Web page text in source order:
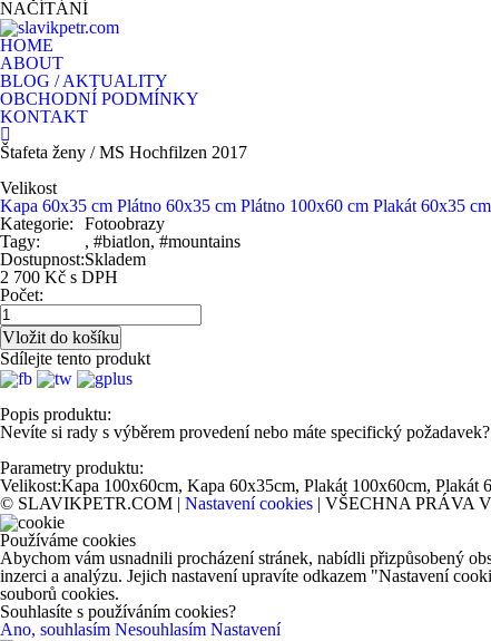
NAČÍTÁNÍ
HOME
ABOUT
BLOG / AKTUALITY
OBCHODNÍ PODMÍNKY
KONTAKT
Štafeta ženy / MS Hochfilzen 2017
Velikost
Kapa 60x35 cm Plátno 60x35 cm Plátno 100x60 cm Plakát 60x35 cm
Kategorie:
Fotoobrazy
Tagy:
, #biatlon, #mountains
Dostupnost:Skladem
2 700 Kč s DPH
Počet:
Sdílejte tento produkt
Popis produktu:
Nevíte si rady s výběrem provedení nebo máte specifický
Parametry produktu:
Velikost:Kapa 100x60cm, Kapa 60x35cm, Plakát 100x60cm, Plakát
© SLAVIKPETR.COM | Nastavení cookies | VŠECHNA PRÁVA
Používáme cookies
Abychom vám usnadnili procházení stránek, nabídli přizpůsobený
inzerci a analýzu. Jejich nastavení upravíte odkazem "Nastavení
souborů cookies.
Souhlasíte s používáním cookies?
Ano, souhlasím Nesouhlasím Nastavení